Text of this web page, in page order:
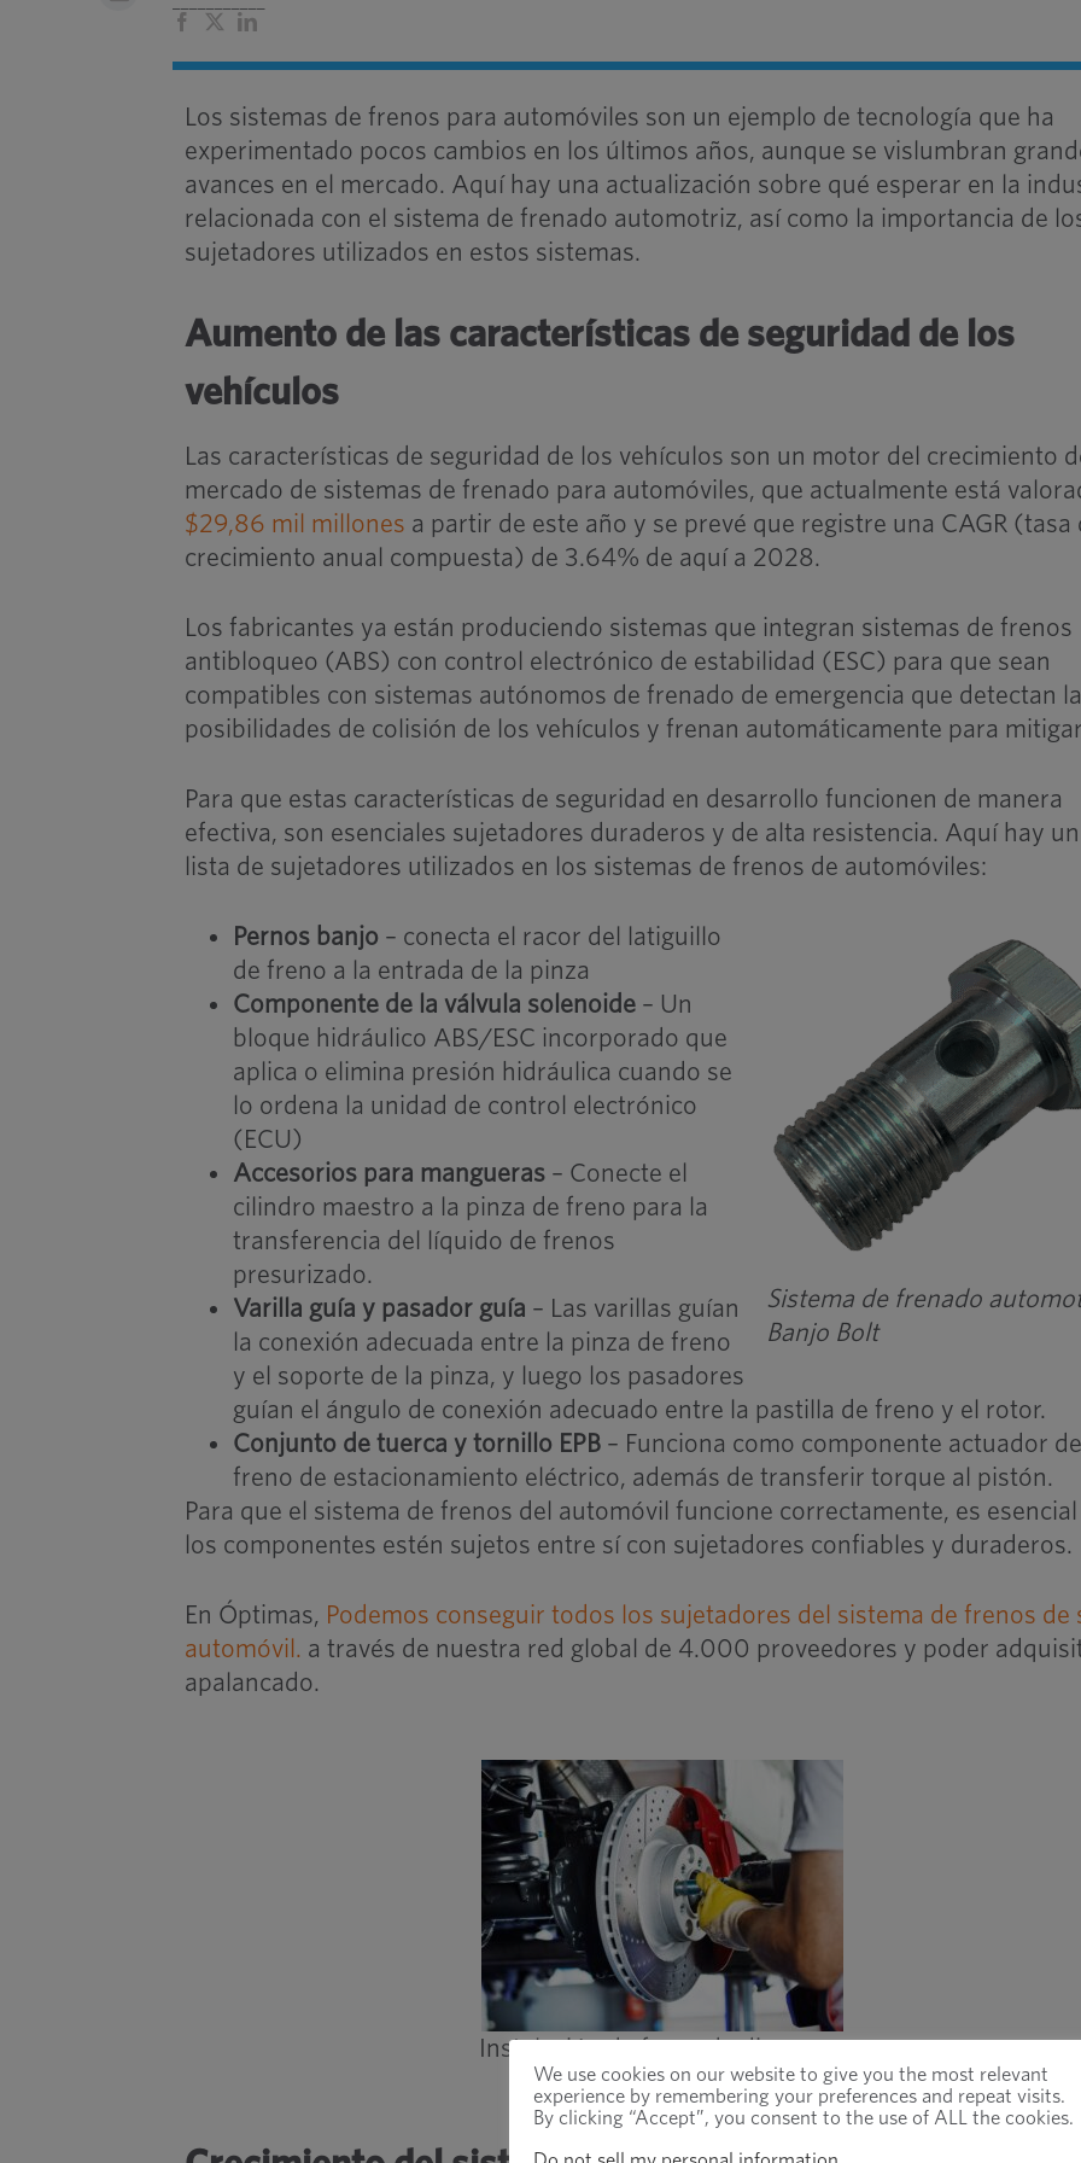
Facebook
X LinkedIn
Los sistemas de frenos para automóviles son un ejemplo de tecnología que ha
experimentado pocos cambios en los últimos años, aunque se vislumbran
avances en el mercado. Aquí hay una actualización sobre qué esperar en la
relacionada con el sistema de frenado automotriz, así como la importancia de
sujetadores utilizados en estos sistemas.
Aumento de las características de seguridad de los
vehículos
Las características de seguridad de los vehículos son un motor del crecimiento
mercado de sistemas de frenado para automóviles, que actualmente está
$29,86 mil millones a partir de este año y se prevé que registre una CAGR (tasa
crecimiento anual compuesta) de 3.64% de aquí a 2028.
Los fabricantes ya están produciendo sistemas que integran sistemas de frenos
antibloqueo (ABS) con control electrónico de estabilidad (ESC) para que sean
compatibles con sistemas autónomos de frenado de emergencia que detectan
posibilidades de colisión de los vehículos y frenan automáticamente para
Para que estas características de seguridad en desarrollo funcionen de manera
efectiva, son esenciales sujetadores duraderos y de alta resistencia. Aquí hay
lista de sujetadores utilizados en los sistemas de frenos de automóviles:
Sistema de frenado
Banjo Bolt
Pernos banjo – conecta el racor del latiguillo
de freno a la entrada de la pinza
Componente de la válvula solenoide – Un
bloque hidráulico ABS/ESC incorporado que
aplica o elimina presión hidráulica cuando se
lo ordena la unidad de control electrónico
(ECU)
Accesorios para mangueras – Conecte el
cilindro maestro a la pinza de freno para la
transferencia del líquido de frenos
presurizado.
Varilla guía y pasador guía – Las varillas guían
la conexión adecuada entre la pinza de freno
y el soporte de la pinza, y luego los pasadores
guían el ángulo de conexión adecuado entre la pastilla de freno y el rotor.
Conjunto de tuerca y tornillo EPB – Funciona como componente actuador
freno de estacionamiento eléctrico, además de transferir torque al pistón.
Para que el sistema de frenos del automóvil funcione correctamente, es
los componentes estén sujetos entre sí con sujetadores confiables y duraderos.
En Óptimas, Podemos conseguir todos los sujetadores del sistema de frenos de
automóvil. a través de nuestra red global de 4.000 proveedores y poder
apalancado.
Instalación de freno de disco con
pinza
We use cookies on our website to give you the most relevant
experience by remembering your preferences and repeat visits.
By clicking “Accept”, you consent to the use of ALL the cookies.